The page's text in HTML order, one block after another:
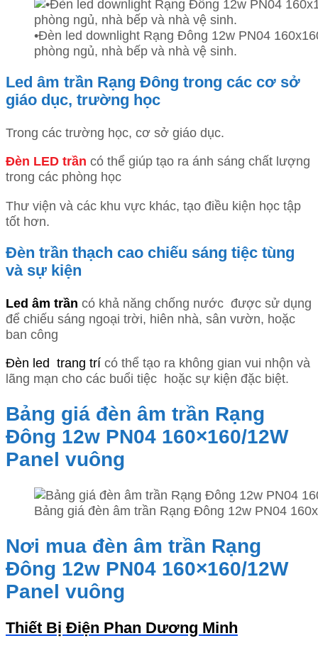
•Đèn led downlight Rạng Đông 12w PN04
phòng ngủ, nhà bếp và nhà vệ sinh.
Led âm trần Rạng Đông trong các cơ sở
giáo dục, trường học
Trong các trường học, cơ sở giáo dục.
Đèn LED trần có thể giúp tạo ra ánh sáng chất lượng
trong các phòng học
Thư viện và các khu vực khác, tạo điều kiện học tập
tốt hơn.
Đèn trần thạch cao chiếu sáng tiệc tùng
và sự kiện
Led âm trần có khả năng chống nước được sử dụng
để chiếu sáng ngoại trời, hiên nhà, sân vườn, hoặc
ban công
Đèn led trang trí có thể tạo ra không gian vui nhộn và
lãng mạn cho các buổi tiệc hoặc sự kiện đặc biệt.
Bảng giá đèn âm trần Rạng
Đông 12w PN04 160×160/12W
Panel vuông
Bảng giá đèn âm trần Rạng Đông 12w PN04
Nơi mua đèn âm trần Rạng
Đông 12w PN04 160×160/12W
Panel vuông
Thiết Bị Điện Phan Dương Minh